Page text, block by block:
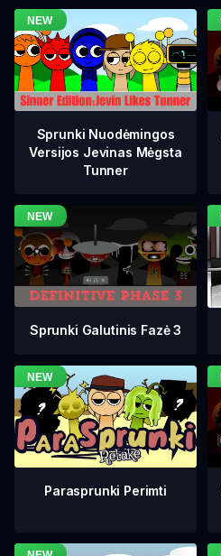
Sprunki Nuodėmingos
Versijos Jevinas Mėgsta
Tunner
Sprunki Galutinis Fazė 3
Parasprunki Perimti